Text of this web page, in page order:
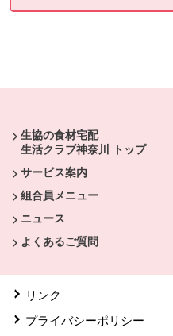
生協の食材宅配
生活クラブ神奈川 トップ
サービス案内
組合員メニュー
ニュース
よくあるご質問
リンク
プライバシーポリシー